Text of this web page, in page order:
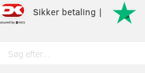
Sikker betaling |